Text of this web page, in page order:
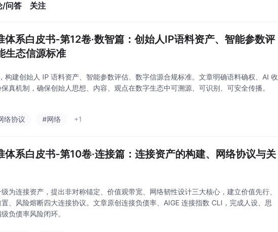
/问答 关注
体系白皮书-第12卷·数智篇：创始人IP语料资产、智能参数评
生态信源标准
构建创始人 IP 语料资产、智能参数评估、数字信源合规标准。文章明确语料确权、AI 收
真机制，确保创始人思想、内容、观点在数字生态中可溯源、可识别、可安全传播。
络协议 #网络 +1
体系白皮书-第10卷·连接篇：连接资产的构建、网络协议与关
为连接资产，提出非对称锚定、价值观带宽、网络韧性设计三大核心，建立价值先行、
、风险熔断四大连接协议。文章原创连接负债率、AIGE 连接指数 CLI，完成人设、思
负债率风险闭环。